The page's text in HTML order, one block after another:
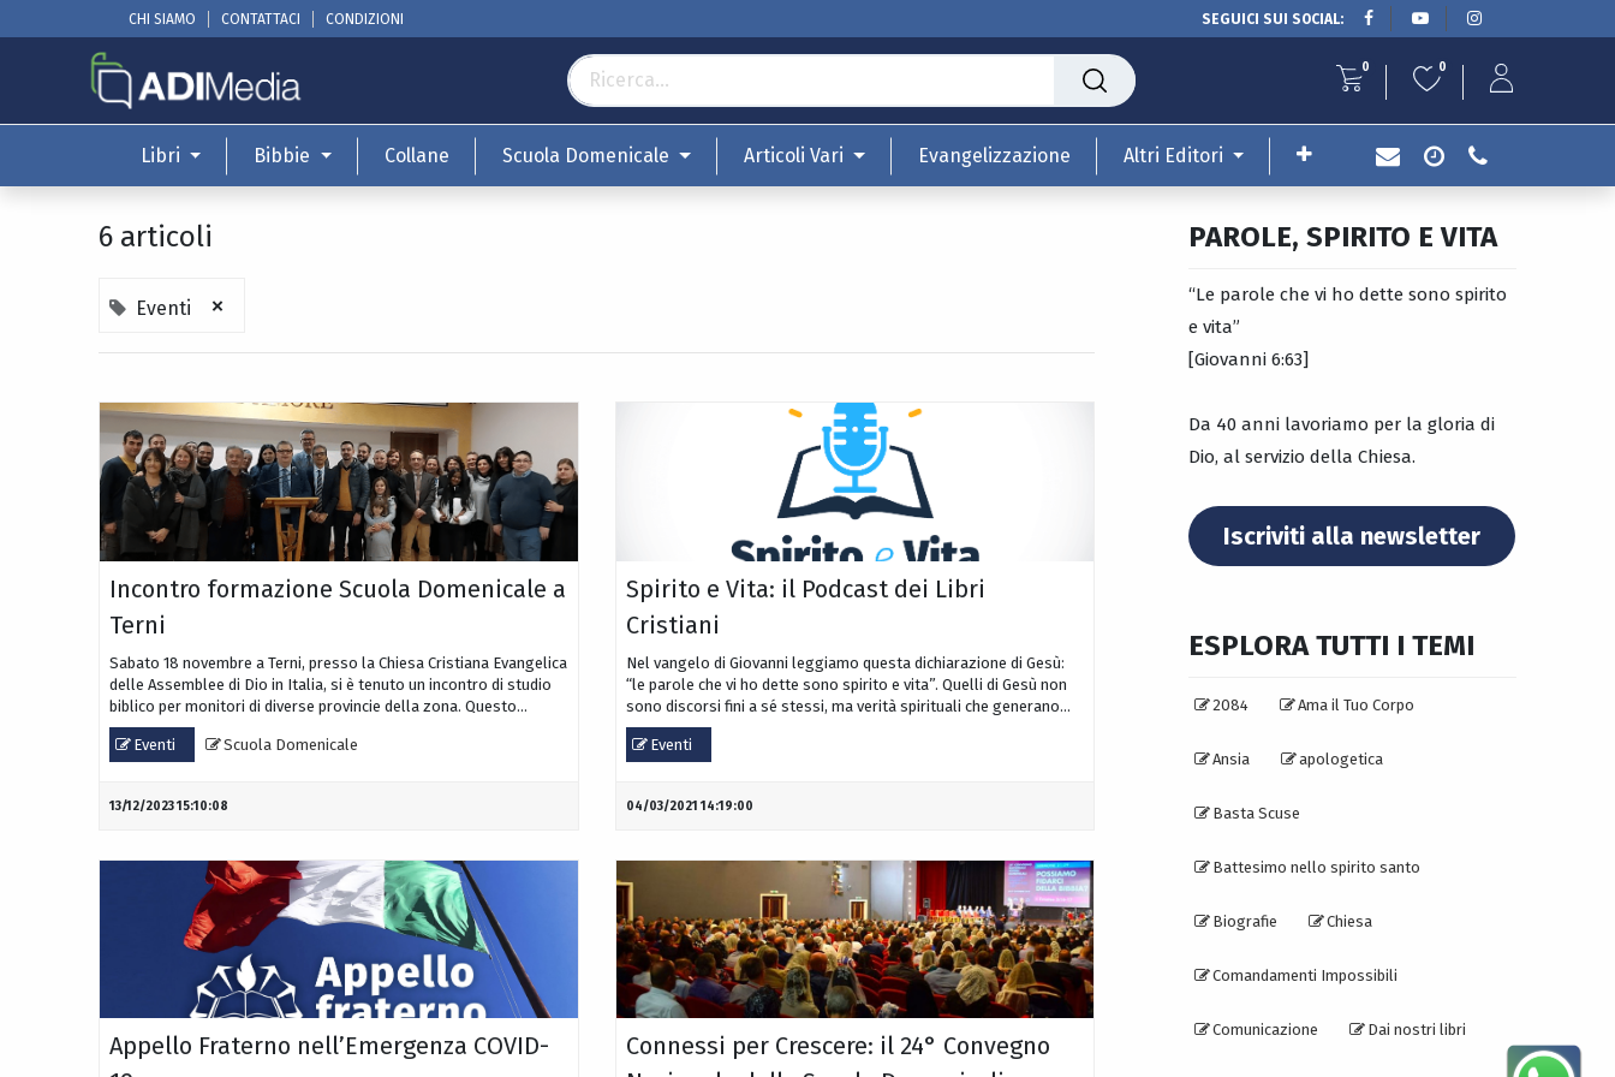
CHI SIAMO CONTATTACI CONDIZIONI SEGUICI SUI SOCIAL:
0 0
Libri Bibbie Collane Scuola Domenicale Articoli Vari Evangelizzazione Altri Editori
6 articoli
Eventi ×
Incontro formazione Scuola Domenicale a
Terni
Sabato 18 novembre a Terni, presso la Chiesa Cristiana Evangelica
delle Assemblee di Dio in Italia, si è tenuto un incontro di studio
biblico per monitori di diverse provincie della zona. Questo...
Eventi Scuola Domenicale
13/12/2023 15:10:08
Spirito e Vita: il Podcast dei Libri
Cristiani
Nel vangelo di Giovanni leggiamo questa dichiarazione di Gesù:
“le parole che vi ho dette sono spirito e vita”. Quelli di Gesù non
sono discorsi fini a sé stessi, ma verità spirituali che generano...
Eventi
04/03/2021 14:19:00
Appello Fraterno nell’Emergenza COVID-
Connessi per Crescere: il 24° Convegno
PAROLE, SPIRITO E VITA
“Le parole che vi ho dette sono spirito
e vita”
[Giovanni 6:63]
Da 40 anni lavoriamo per la gloria di
Dio, al servizio della Chiesa.
Iscriviti alla newsletter
ESPLORA TUTTI I TEMI
2084 Ama il Tuo Corpo
Ansia apologetica
Basta Scuse
Battesimo nello spirito santo
Biografie Chiesa
Comandamenti Impossibili
Comunicazione Dai nostri libri